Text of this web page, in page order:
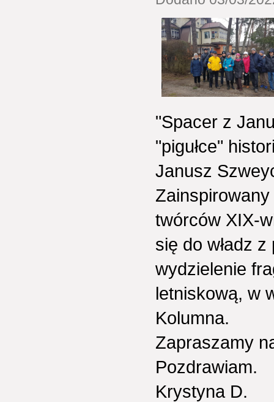
"Spacer z
"pigułce"
Janusz
twórców XIX-
się do władz
wydzielenie
letniskową, w
Kolumna.
Zapraszamy
Pozdrawiam.
Krystyna D.